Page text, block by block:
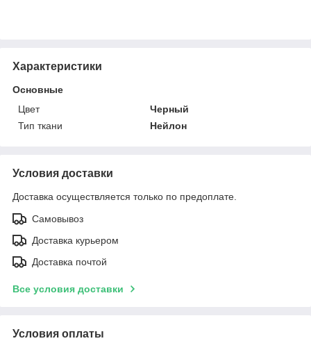
Характеристики
Основные
Цвет
Черный
Тип ткани
Нейлон
Условия доставки
Доставка осуществляется только по предоплате.
Самовывоз
Доставка курьером
Доставка почтой
Все условия доставки
Условия оплаты